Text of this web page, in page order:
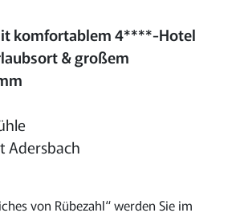
komfortablem 4****-Hotel
& großem
Adersbach
von Rübezahl“ werden Sie im